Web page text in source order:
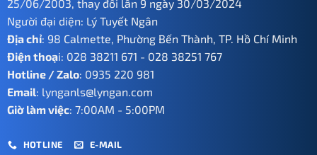
25/06/2003, thay đổi lần 9 ngày 30/03/2024
Người đại diện: Lý Tuyết Ngân
Địa chỉ: 98 Calmette, Phường Bến Thành, TP. Hồ Chí Minh
Điện thoại: 028 38211 671 - 028 38251 767
Hotline / Zalo: 0935 220 981
Email: lynganls@lyngan.com
Giờ làm việc: 7:00AM - 5:00PM
HOTLINE E-MAIL